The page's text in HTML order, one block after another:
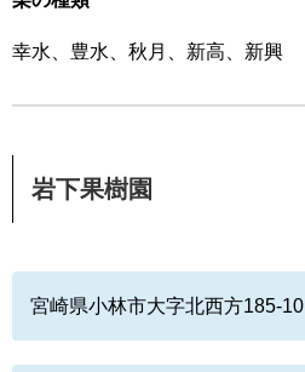
幸水、豊水、秋月、新高、新興
岩下果樹園
宮崎県小林市大字北西方185-10